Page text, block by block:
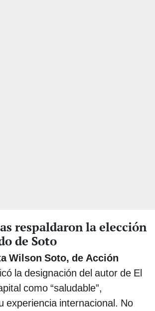
respaldaron la elección
de Soto
Wilson Soto, de Acción
la designación del autor de El
como “saludable”,
experiencia internacional. No